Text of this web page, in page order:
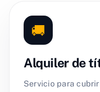
🚚
Alquiler de
Servicio para